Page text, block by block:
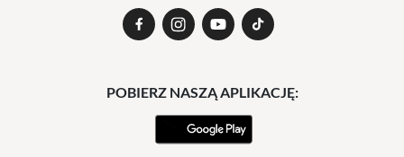
POBIERZ NASZĄ APLIKACJĘ: